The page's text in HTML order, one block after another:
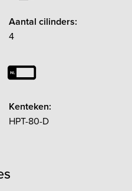
Aantal cilinders:
4
Kenteken:
HPT-80-D